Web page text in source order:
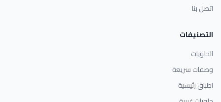
اتصل بنا
التصنيفات
الحلويات
وصفات سريعة
اطباق رئيسية